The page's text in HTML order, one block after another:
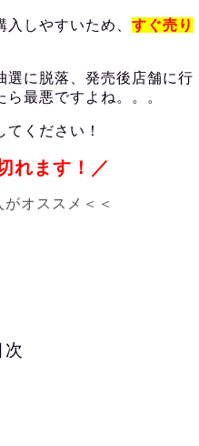
しやすいため、 すぐ売り
選に脱落、発売後店舗に行
最悪ですよね。。。
てください！
れます！／
オススメ＜＜
次